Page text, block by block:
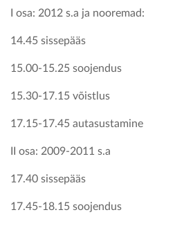
I osa: 2012 s.a ja nooremad:
14.45 sissepääs
15.00-15.25 soojendus
15.30-17.15 võistlus
17.15-17.45 autasustamine
II osa: 2009-2011 s.a
17.40 sissepääs
17.45-18.15 soojendus